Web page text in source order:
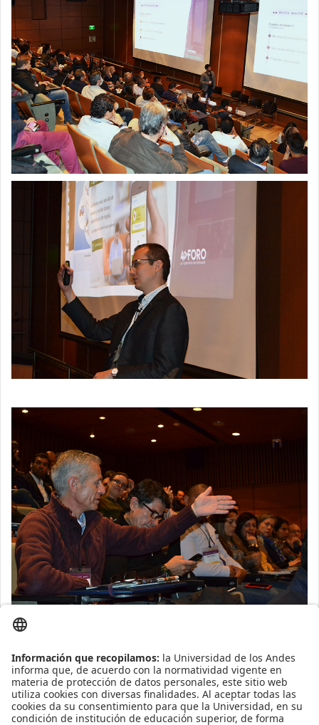
Presentaciones
1. Creciendo empresass de producto de software: Lecciones de
Silicon Valley. Laura Mariño Schrier